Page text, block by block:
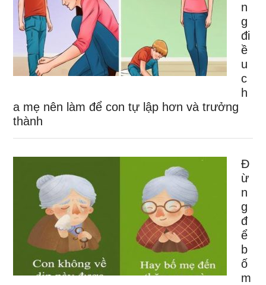
n
g
đi
ề
u
c
h
a mẹ nên làm để con tự lập hơn và trưởng
thành
Đ
ừ
n
g
đ
ể
b
ố
m